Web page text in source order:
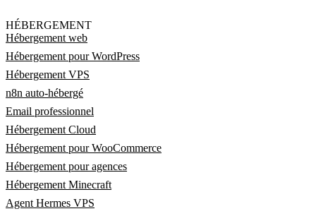
HÉBERGEMENT
Hébergement web
Hébergement pour WordPress
Hébergement VPS
n8n auto-hébergé
Email professionnel
Hébergement Cloud
Hébergement pour WooCommerce
Hébergement pour agences
Hébergement Minecraft
Agent Hermes VPS